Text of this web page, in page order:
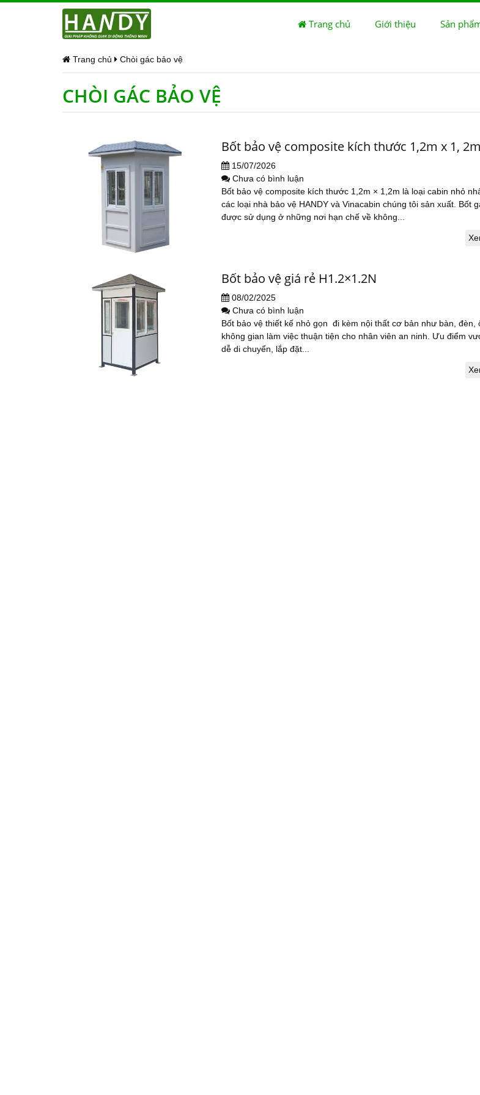
Trang chủ Giới thiệu Sản
Trang chủ Chòi gác bảo vệ
CHÒI GÁC BẢO VỆ
Bốt bảo vệ composite kích thước 1,2m x 1, 2m
15/07/2026
Chưa có bình luận
Bốt bảo vệ composite kích thước 1,2m × 1,2m là loại cabin nhỏ
các loại nhà bảo vệ HANDY và Vinacabin chúng tôi sản xuất. Bốt
được sử dụng ở những nơi hạn chế về không...
Bốt bảo vệ giá rẻ H1.2×1.2N
08/02/2025
Chưa có bình luận
Bốt bảo vệ thiết kế nhỏ gọn đi kèm nội thất cơ bản như bàn, đèn,
không gian làm việc thuận tiện cho nhân viên an ninh. Ưu điểm
dễ di chuyển, lắp đặt...